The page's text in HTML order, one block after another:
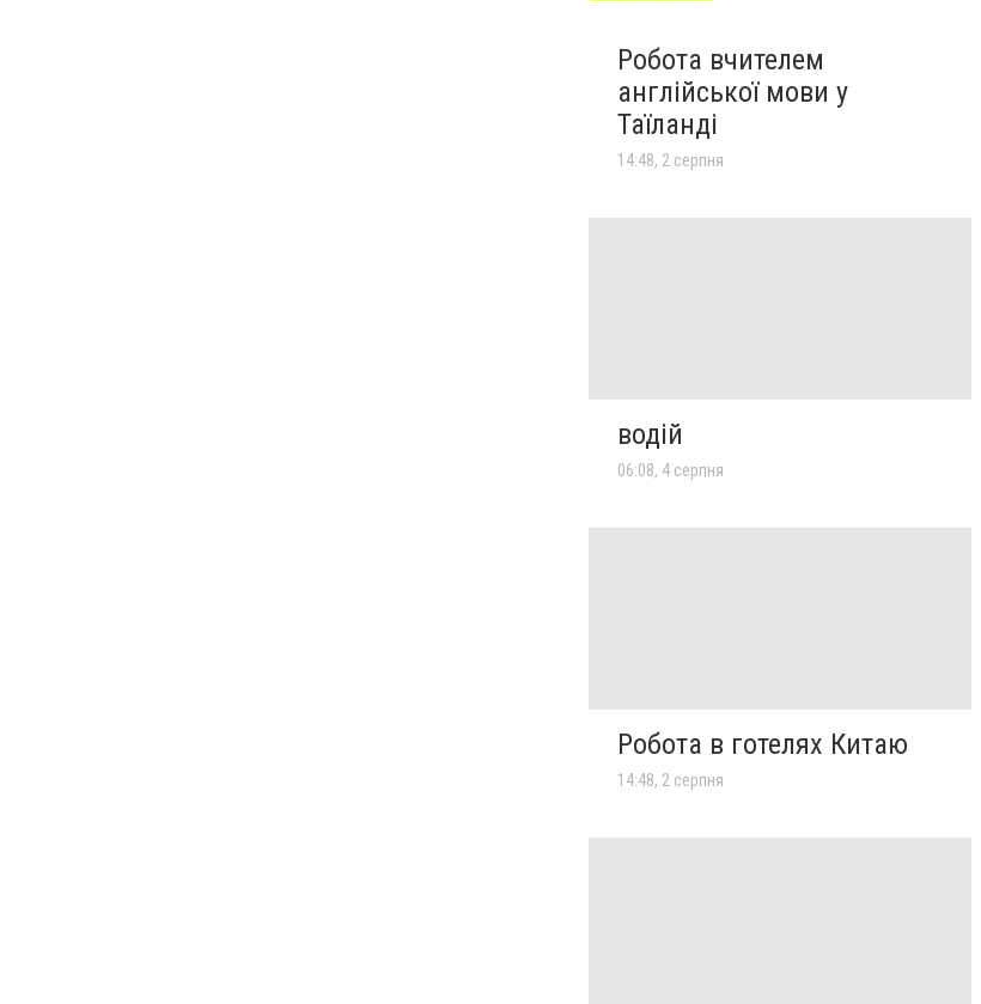
Робота вчителем
англійської мови у
Таїланді
14:48, 2 серпня
водій
06:08, 4 серпня
Робота в готелях Китаю
14:48, 2 серпня